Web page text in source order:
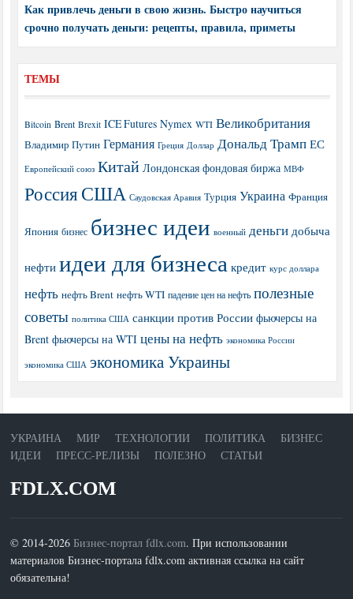
Как привлечь деньги в свою жизнь. Быстро научиться
срочно получать деньги: рецепты, правила, приметы
ТЕМЫ
Bitcoin Brent Brexit ICE Futures Nymex WTI Великобритания
Владимир Путин Германия Греция Доллар Дональд Трамп ЕС
Европейский союз Китай Лондонская фондовая биржа МВФ
РоссияСША Саудовская Аравия Турция Украина Франция
Япония бизнес бизнес идеи военный деньги добыча
нефти идеи для бизнеса кредит курс доллара
нефть нефть Brent нефть WTI падение цен на нефть полезные
советы политика США санкции против России фьючерсы на
Brent фьючерсы на WTI цены на нефть экономика России
экономика США экономика Украины
УКРАИНА МИР ТЕХНОЛОГИИ ПОЛИТИКА
БИЗНЕС
ИДЕИ
ПРЕСС-РЕЛИЗЫ ПОЛЕЗНО СТАТЬИ
FDLX.COM
© 2014-2026Бизнес-портал fdlx.com. При использовании
материалов Бизнес-портала fdlx.com активная ссылка на сайт
обязательна!